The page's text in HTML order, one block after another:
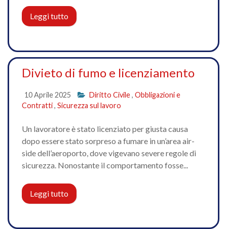
Leggi tutto
Divieto di fumo e licenziamento
10 Aprile 2025 Diritto Civile, Obbligazioni e
Contratti, Sicurezza sul lavoro
Un lavoratore è stato licenziato per giusta causa
dopo essere stato sorpreso a fumare in un’area air-
side dell’aeroporto, dove vigevano severe regole di
sicurezza. Nonostante il comportamento fosse...
Leggi tutto